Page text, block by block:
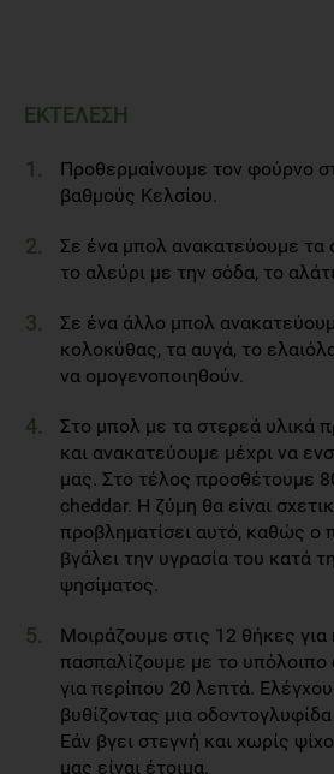
ΕΚΤΕΛΕΣΗ
Προθερμαίνουμε τον φούρνο
βαθμούς Κελσίου.
Σε ένα μπολ ανακατεύουμε τα
το αλεύρι με την σόδα, το
Σε ένα άλλο μπολ
κολοκύθας, τα αυγά, το
να ομογενοποιηθούν.
Στο μπολ με τα στερεά υλικά
και ανακατεύουμε μέχρι να
μας. Στο τέλος προσθέτουμε
cheddar. Η ζύμη θα είναι
προβληματίσει αυτό, καθώς ο
βγάλει την υγρασία του κατά
ψησίματος.
Μοιράζουμε στις 12 θήκες για
πασπαλίζουμε με το υπόλοιπο
για περίπου 20 λεπτά.
βυθίζοντας μια
Εάν βγει στεγνή και χωρίς
μας είναι έτοιμα.